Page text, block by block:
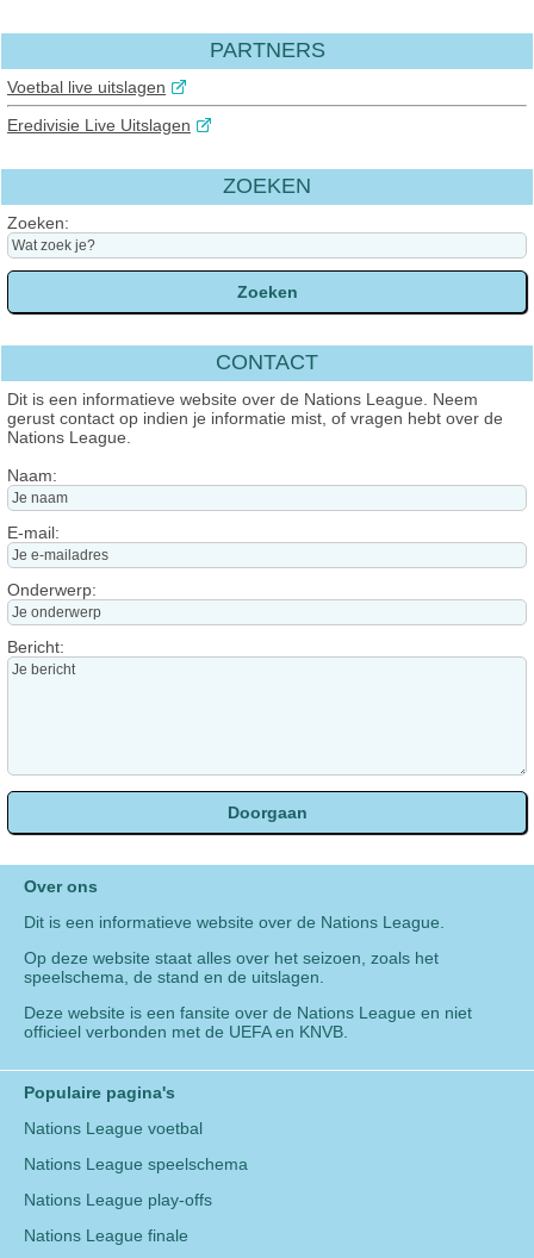
PARTNERS
Voetbal live uitslagen
Eredivisie Live Uitslagen
ZOEKEN
Zoeken:
CONTACT
Dit is een informatieve website over de Nations League. Neem
gerust contact op indien je informatie mist, of vragen hebt over de
Nations League.
Naam:
E-mail:
Onderwerp:
Bericht:
Over ons
Dit is een informatieve website over de Nations League.
Op deze website staat alles over het seizoen, zoals het
speelschema, de stand en de uitslagen.
Deze website is een fansite over de Nations League en niet
officieel verbonden met de UEFA en KNVB.
Populaire pagina's
Nations League voetbal
Nations League speelschema
Nations League play-offs
Nations League finale